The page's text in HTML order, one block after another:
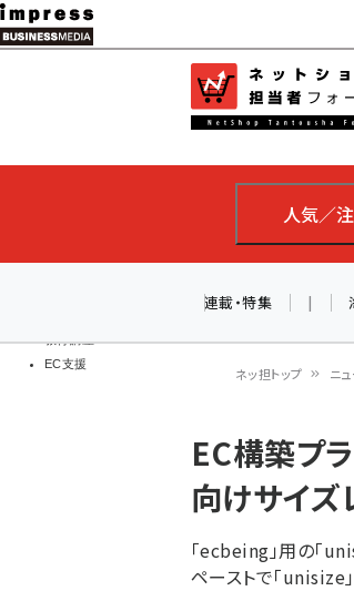
メ
イ
ン
ツ
移
教育講座
EC支援
人気／
連載・特集 |
ン
く
ず
ネッ担トップ ニ
EC構築プ
向けサイズ
「ecbeing」用の「
ペーストで「unisize